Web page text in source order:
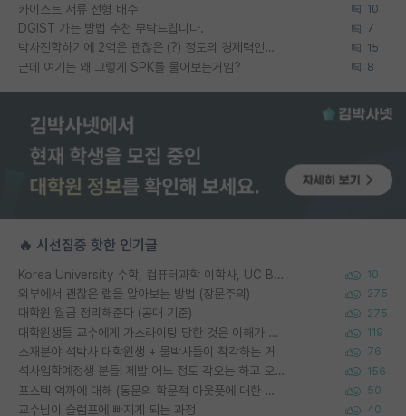
카이스트 서류 전형 배수 10
DGIST 가는 방법 추천 부탁드립니다. 7
박사진학하기에 2억은 괜찮은 (?) 정도의 경제력인가요 15
근데 여기는 왜 그렇게 SPK를 물어보는거임? 8
🔥 시선집중 핫한 인기글
Korea University 수학, 컴퓨터과학 이학사, UC Berkeley 산업공학 대학원 공학박사가 되는 것은 쉽지 않겠죠? 10
외부에서 괜찮은 랩을 알아보는 방법 (장문주의) 275
대학원 월급 정리해준다 (공대 기준) 275
대학원생들 교수에게 가스라이팅 당한 것은 이해가 갑니다. 안타깝네요. 119
소재분야 석박사 대학원생 + 물박사들이 착각하는 거 76
석사입학예정생 분들! 제발 어느 정도 각오는 하고 오세요. 156
포스텍 억까에 대해 (동문의 학문적 아웃풋에 대한 반박) 50
교수님이 슬럼프에 빠지게 되는 과정 40